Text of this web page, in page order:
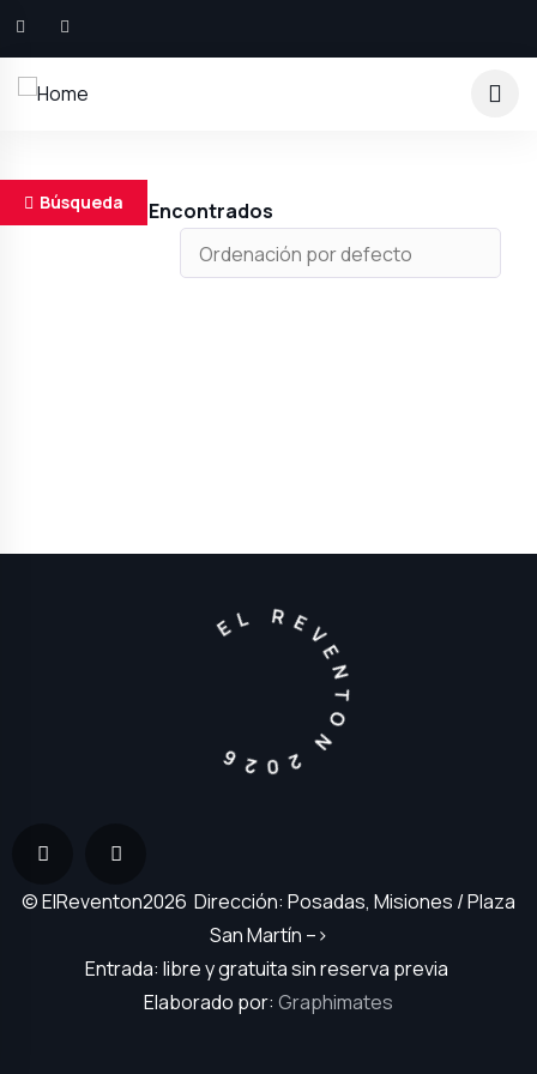
Búsqueda
Resultados Encontrados
EL REVENTON 2026
© ElReventon2026 Dirección: Posadas, Misiones / Plaza
San Martín –>
Entrada: libre y gratuita sin reserva previa
Elaborado por: Graphimates